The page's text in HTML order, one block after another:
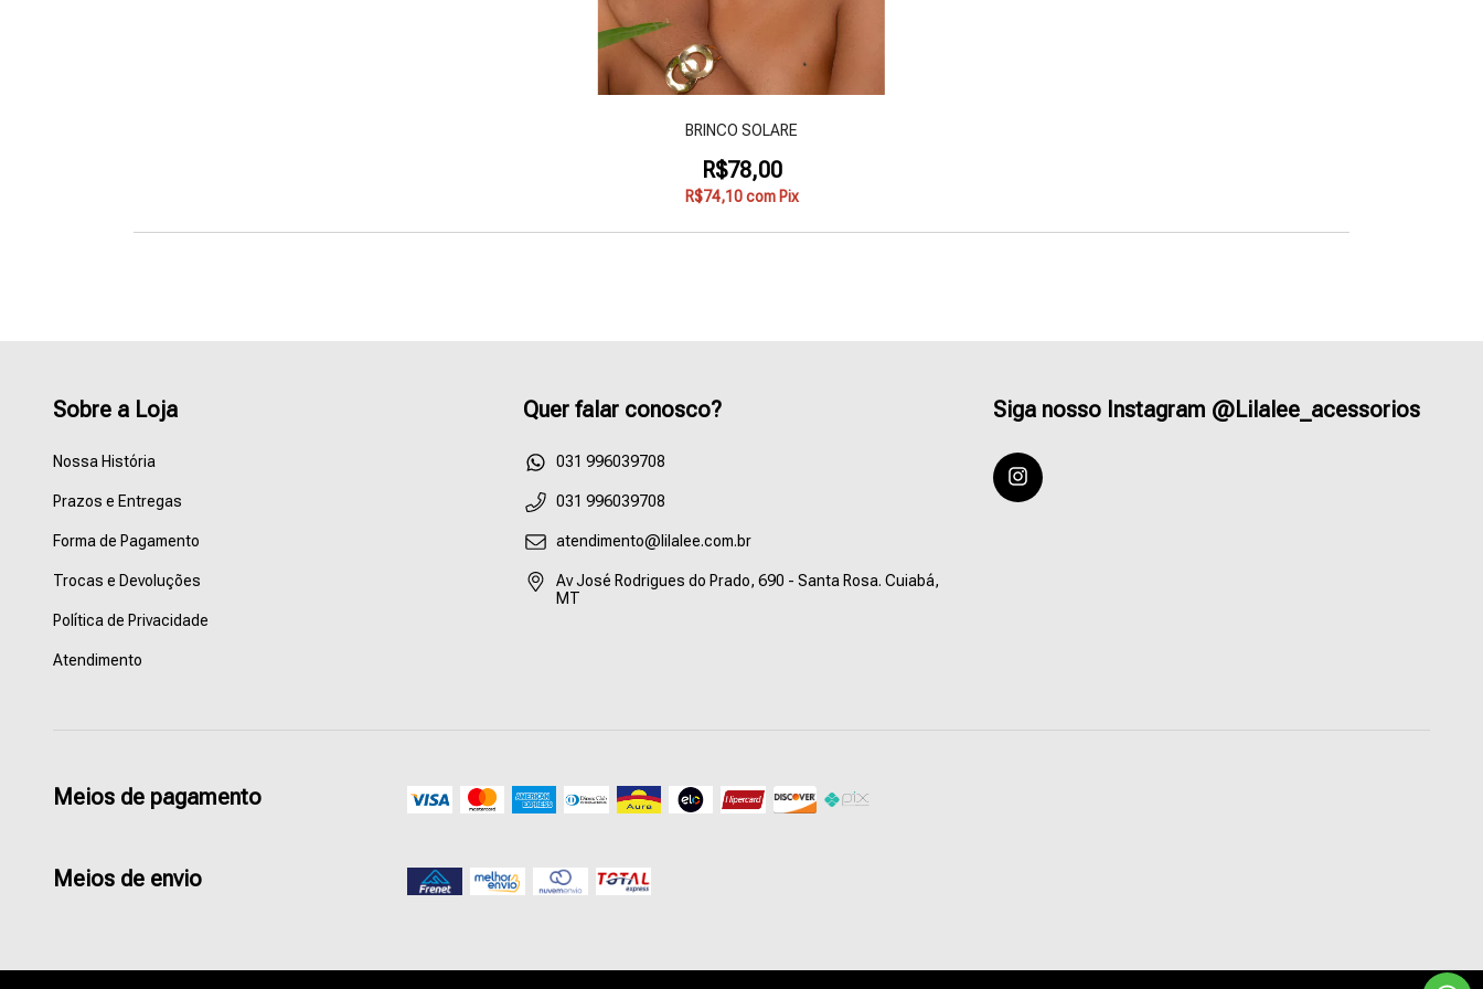
BRINCO SOLARE
R$78,00
R$74,10com Pix
Sobre a Loja
Nossa História
Prazos e Entregas
Forma de Pagamento
Trocas e Devoluções
Política de Privacidade
Atendimento
Quer falar conosco?
55031996039708
031 996039708
atendimento@lilalee.com.br
Av José Rodrigues do Prado, 690 - Santa Rosa. Cuiabá,
MT
Siga nosso Instagram @Lilalee_acessorios
Meios de pagamento
Meios de envio